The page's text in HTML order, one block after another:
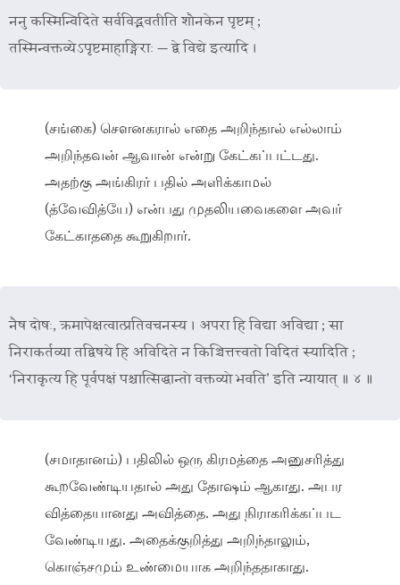
ननु कस्मिन्विदिते सर्वविद्भवतीति शौनकेन पृष्टम् ;
तस्मिन्वक्तव्येऽपृष्टमाहाङ्गिराः — द्वे विद्ये इत्यादि ।
(சங்கை) செளனகரால் எதை அறிந்தால் எல்லாம்
அறிந்தவன் ஆவான் என்று கேட்கப்பட்டது.
அதற்கு அங்கிரர் பதில் அளிக்காமல்
(த்வேவித்யே) என்பது முதலியவைகளை அவர்
கேட்காததை கூறுகிறார்.
नैष दोषः, क्रमापेक्षत्वात्प्रतिवचनस्य । अपरा हि विद्या अविद्या ; सा
निराकर्तव्या तद्विषये हि अविदिते न किञ्चित्तत्त्वतो विदितं स्यादिति ;
‘निराकृत्य हि पूर्वपक्षं पश्चात्सिद्धान्तो वक्तव्यो भवति’ इति न्यायात् ॥ ४ ॥
(சமாதானம்) பதிலில் ஒரு கிரமத்தை அனுசரித்து
கூறவேண்டியதால் அது தோஷம் ஆகாது. அபர
வித்தையானது அவித்தை. அது நிராகரிக்கப்பட
வேண்டியது. அதைக்குறித்து அறிந்தாலும்,
கொஞ்சமும் உண்மையாக அறிந்ததாகாது.